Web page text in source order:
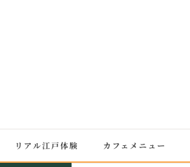
リアル江戸体験 カフェメニュー